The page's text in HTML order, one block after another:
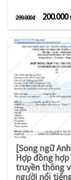
299.000₫ Giá gốc
200.000
[Song ngữ
Hợp đồng
truyền thông
người nổi